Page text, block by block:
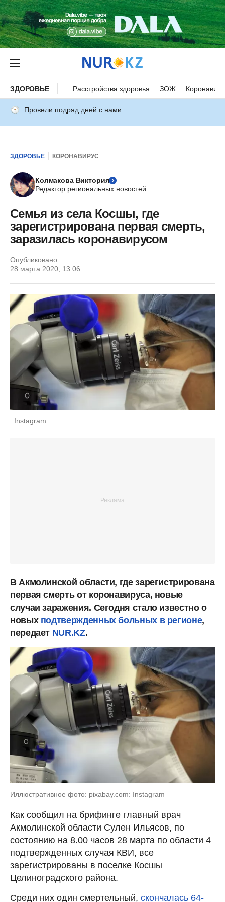
ЗДОРОВЬЕ Расстройства здоровья ЗОЖ
Провели подряд дней с нами
ЗДОРОВЬЕ КОРОНАВИРУС
Колмакова Виктория
Редактор региональных новостей
Семья из села Косшы, где
зарегистрирована первая смерть,
заразилась коронавирусом
Опубликовано:
28 марта 2020, 13:06
: Instagram
В Акмолинской области, где зарегистрирована
первая смерть от коронавируса, новые
случаи заражения. Сегодня стало известно о
новых подтвержденных больных в регионе,
передает NUR.KZ.
Иллюстративное фото: pixabay.com: Instagram
Как сообщил на брифинге главный врач
Акмолинской области Сулен Ильясов, по
состоянию на 8.00 часов 28 марта по области 4
подтвержденных случая КВИ, все
зарегистрированы в поселке Косшы
Целиноградского района.
Среди них один смертельный, скончалась 64-